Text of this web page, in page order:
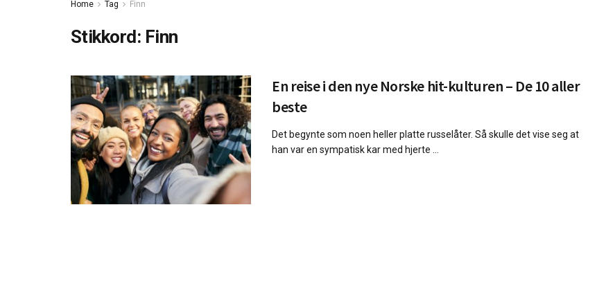
Home Tag Finn
Stikkord: Finn
En reise i den nye Norske hit-kulturen – De 10 aller
beste
Det begynte som noen heller platte russelåter. Så skulle det vise seg at
han var en sympatisk kar med hjerte ...